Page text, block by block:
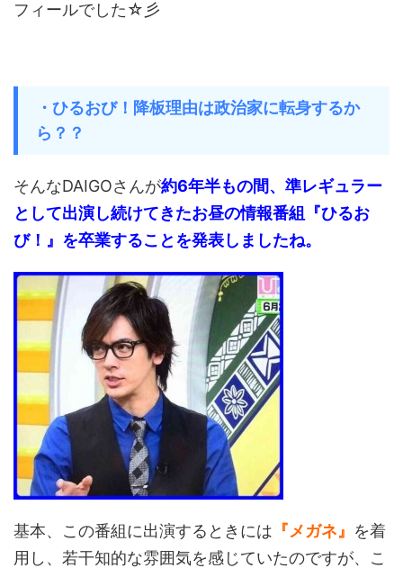
フィールでした☆彡
・ひるおび！降板理由は政治家に転身するか
ら？？
そんなDAIGOさんが約6年半もの間、準レギュラー
として出演し続けてきたお昼の情報番組『ひるお
び！』を卒業することを発表しましたね。
基本、この番組に出演するときには 『メガネ』 を着
用し、若干知的な雰囲気を感じていたのですが、こ